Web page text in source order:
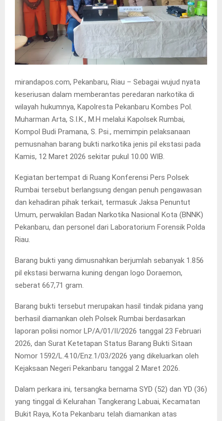
mirandapos.com, Pekanbaru, Riau – Sebagai wujud nyata
keseriusan dalam memberantas peredaran narkotika di
wilayah hukumnya, Kapolresta Pekanbaru Kombes Pol.
Muharman Arta, S.I.K., M.H melalui Kapolsek Rumbai,
Kompol Budi Pramana, S. Psi., memimpin pelaksanaan
pemusnahan barang bukti narkotika jenis pil ekstasi pada
Kamis, 12 Maret 2026 sekitar pukul 10.00 WIB.
Kegiatan bertempat di Ruang Konferensi Pers Polsek
Rumbai tersebut berlangsung dengan penuh pengawasan
dan kehadiran pihak terkait, termasuk Jaksa Penuntut
Umum, perwakilan Badan Narkotika Nasional Kota (BNNK)
Pekanbaru, dan personel dari Laboratorium Forensik Polda
Riau.
Barang bukti yang dimusnahkan berjumlah sebanyak 1.856
pil ekstasi berwarna kuning dengan logo Doraemon,
seberat 667,71 gram.
Barang bukti tersebut merupakan hasil tindak pidana yang
berhasil diamankan oleh Polsek Rumbai berdasarkan
laporan polisi nomor LP/A/01/II/2026 tanggal 23 Februari
2026, dan Surat Ketetapan Status Barang Bukti Sitaan
Nomor 1592/L.4.10/Enz.1/03/2026 yang dikeluarkan oleh
Kejaksaan Negeri Pekanbaru tanggal 2 Maret 2026.
Dalam perkara ini, tersangka bernama SYD (52) dan YD (36)
yang tinggal di Kelurahan Tangkerang Labuai, Kecamatan
Bukit Raya, Kota Pekanbaru telah diamankan atas